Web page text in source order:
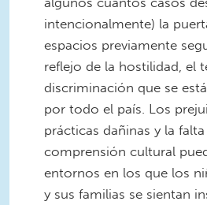
intencionalmente) la
espacios previamente
reflejo de la hostilidad, el
discriminación que se
por todo el país. Los
prácticas dañinas y la
comprensión cultural
entornos en los que los
y sus familias se sientan